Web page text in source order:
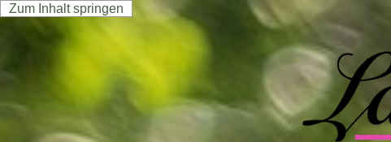
Zum Inhalt springen